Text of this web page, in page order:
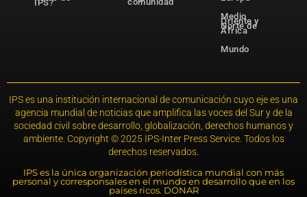
IPS?
Medio
Oriente y
Norte de
África
Mundo
IPS es una institución internacional de comunicación cuyo eje es una
agencia mundial de noticias que amplifica las voces del Sur y de la
sociedad civil sobre desarrollo, globalización, derechos humanos y
ambiente. Copyright © 2025 IPS-Inter Press Service. Todos los
derechos reservados.
IPS es la única organización periodística mundial con más
personal y corresponsales en el mundo en desarrollo que en los
países ricos. DONAR